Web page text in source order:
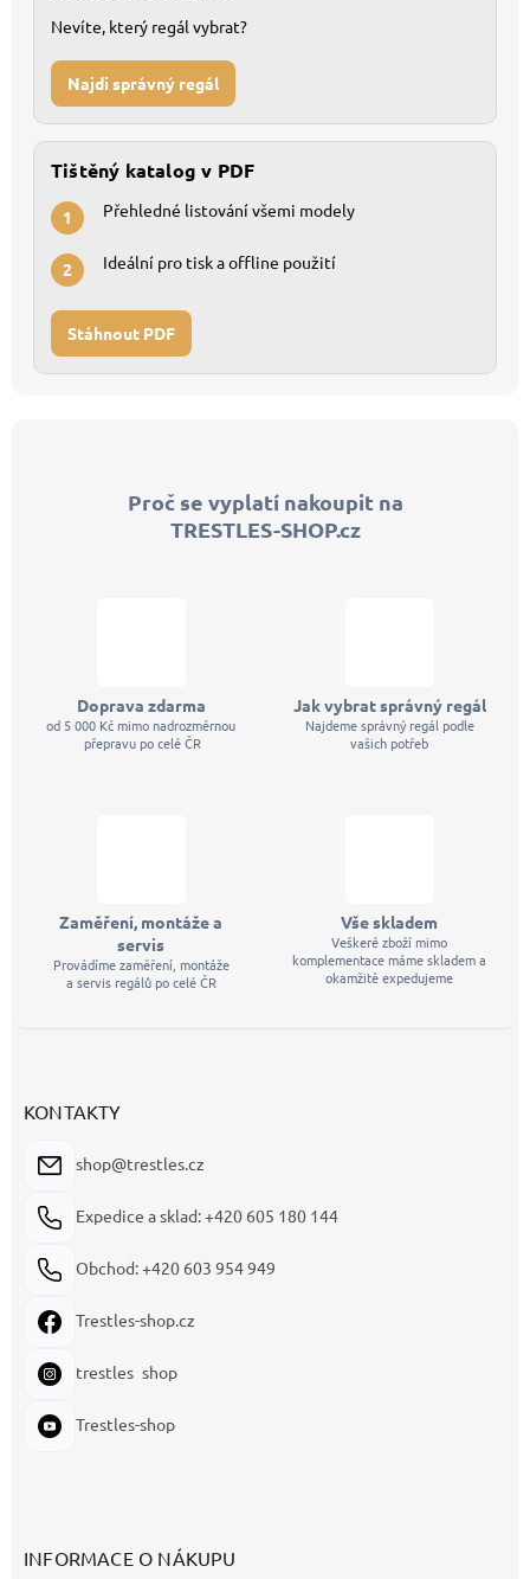
Nevíte, který regál vybrat?
Najdi správný regál
Tištěný katalog v PDF
1 Přehledné listování všemi modely
2 Ideální pro tisk a offline použití
Stáhnout PDF
Proč se vyplatí nakoupit na
TRESTLES-SHOP.cz
Doprava zdarma
od 5 000 Kč mimo nadrozměrnou
přepravu po celé ČR
Jak vybrat správný regál
Najdeme správný regál podle
vašich potřeb
Zaměření, montáže a
servis
Provádíme zaměření, montáže
a servis regálů po celé ČR
Vše skladem
Veškeré zboží mimo
komplementace máme skladem a
okamžitě expedujeme
KONTAKTY
shop@trestles.cz
Expedice a sklad: +420 605 180 144
Obchod: +420 603 954 949
Trestles-shop.cz
trestles_shop
Trestles-shop
INFORMACE O NÁKUPU